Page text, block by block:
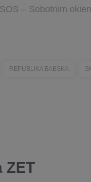
– Sobotnim
REPUBLIKA BABSKA
ZET